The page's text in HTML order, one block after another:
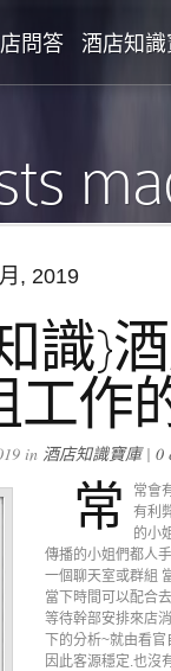
問答 酒店知識
, 2019
識}
工作
in 酒店知識寶庫| 0
常
常會
有利
的小
傳播的小姐們都人
一個聊天室或群組
當下時間可以配合
等待幹部安排來店
下的分析~就由看
因此客源穩定.也沒